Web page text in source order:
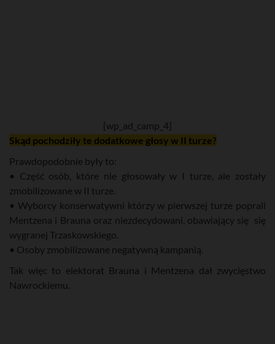
[wp_ad_camp_4]
Skąd pochodziły te dodatkowe głosy w II turze?
Prawdopodobnie były to:
• Część osób, które nie głosowały w I turze, ale zostały
zmobilizowane w II turze.
• Wyborcy konserwatywni którzy w pierwszej turze poprali
Mentzena i Brauna oraz niezdecydowani, obawiający się się
wygranej Trzaskowskiego.
• Osoby zmobilizowane negatywną kampanią.
Tak więc to elektorat Brauna i Mentzena dał zwycięstwo
Nawrockiemu.